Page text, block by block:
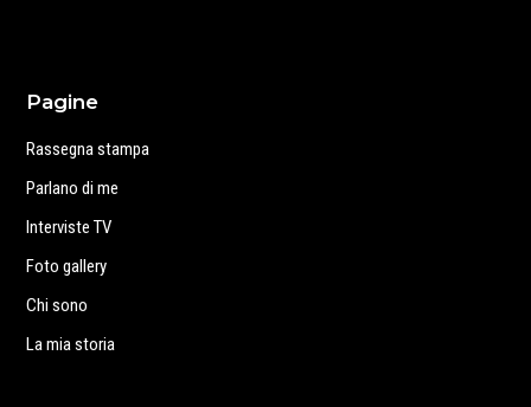
Pagine
Rassegna stampa
Parlano di me
Interviste TV
Foto gallery
Chi sono
La mia storia